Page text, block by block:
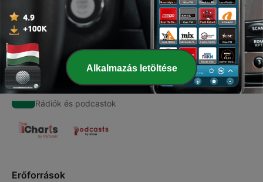
01 május 2021
Online Rádió
Rádiók és podcastok
Erőforrások
Alkalmazás letöltése